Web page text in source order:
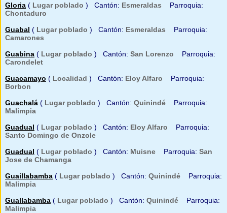
Gloria ( Lugar poblado ) Cantón: Esmeraldas Parroquia:
Chontaduro
Guabal ( Lugar poblado ) Cantón: Esmeraldas Parroquia:
Camarones
Guabina ( Lugar poblado ) Cantón: San Lorenzo Parroquia:
Carondelet
Guacamayo ( Localidad ) Cantón: Eloy Alfaro Parroquia:
Borbon
Guachalá ( Lugar poblado ) Cantón: Quinindé Parroquia:
Malimpia
Guadual ( Lugar poblado ) Cantón: Eloy Alfaro Parroquia:
Santo Domingo de Onzole
Guadual ( Lugar poblado ) Cantón: Muisne Parroquia: San
Jose de Chamanga
Guaillabamba ( Lugar poblado ) Cantón: Quinindé Parroquia:
Malimpia
Guallabamba ( Lugar poblado ) Cantón: Quinindé Parroquia:
Malimpia